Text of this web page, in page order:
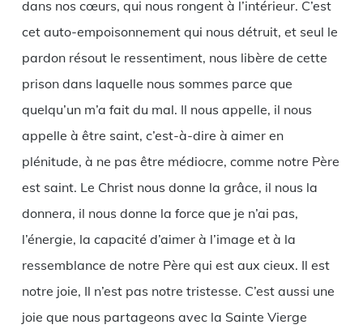
dans nos cœurs, qui nous rongent à l’intérieur. C’est
cet auto-empoisonnement qui nous détruit, et seul le
pardon résout le ressentiment, nous libère de cette
prison dans laquelle nous sommes parce que
quelqu’un m’a fait du mal. Il nous appelle, il nous
appelle à être saint, c’est-à-dire à aimer en
plénitude, à ne pas être médiocre, comme notre Père
est saint. Le Christ nous donne la grâce, il nous la
donnera, il nous donne la force que je n’ai pas,
l’énergie, la capacité d’aimer à l’image et à la
ressemblance de notre Père qui est aux cieux. Il est
notre joie, Il n’est pas notre tristesse. C’est aussi une
joie que nous partageons avec la Sainte Vierge